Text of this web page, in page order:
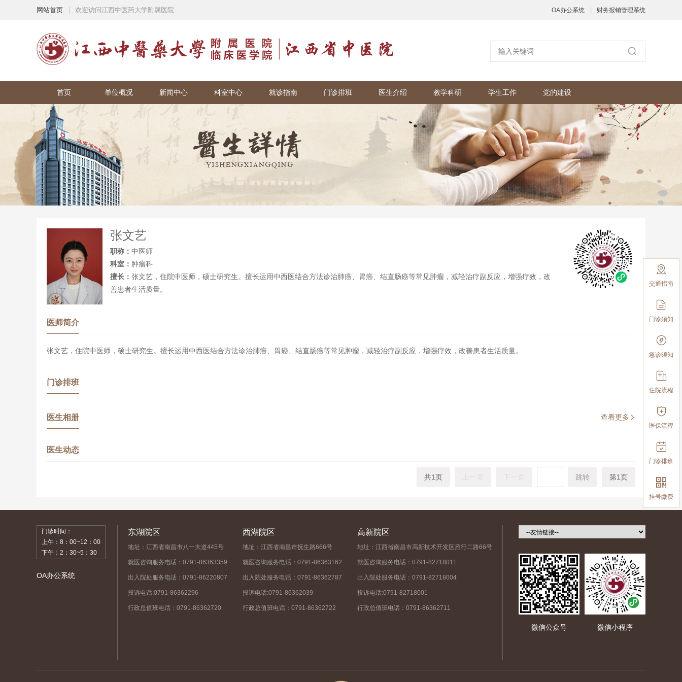
网站首页 欢迎访问江西中医药大学附属医院 OA办公系统 财务报销管理系统
首页 单位概况 新闻中心 科室中心 就诊指南 门诊排班 医生介绍 教学科研 学生工作 党的建设
张文艺
职称： 中医师
科室： 肿瘤科
擅长： 张文艺，住院中医师，硕士研究生。擅长运用中西医结合方法诊治肺癌、胃癌、结直肠癌等常见肿瘤，减轻治疗副反应，增强疗效，改
善患者生活质量。
医师简介
张文艺 ，住院中 医师，硕士研究生。擅长运用中西医结合方法诊治肺癌、胃癌、结直肠癌等常见肿瘤， 减轻治疗副反应，增强疗效，改善患者生活质量。
门诊排班
医生相册 查看更多 
医生动态
共1页 跳转 第1页
门诊时间：
上午：8：00~12：00
下午：2：30~5：30
OA办公系统
东湖院区
地址：江西省南昌市八一大道445号
就医咨询服务电话：0791-86363359
出入院处服务电话：0791-86220807
投诉电话:0791-86362296
行政总值班电话：0791-86362720
西湖院区
地址：江西省南昌市抚生路666号
就医咨询服务电话：0791-86363162
出入院处服务电话：0791-86362787
投诉电话:0791-86362039
行政总值班电话：0791-86362722
高新院区
地址：江西省南昌市高新技术开发区雁行二路66号
就医咨询服务电话：0791-82718011
出入院处服务电话：0791-82718004
投诉电话:0791-82718001
行政总值班电话：0791-86362711
微信公众号 微信小程序

交通指南

门诊须知

急诊须知

住院流程

医保流程

门诊排班

挂号缴费